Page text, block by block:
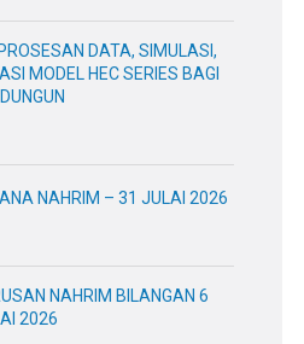
DATA, SIMULASI,
MODEL HEC SERIES BAGI
NAHRIM – 31 JULAI 2026
NAHRIM BILANGAN 6
2026